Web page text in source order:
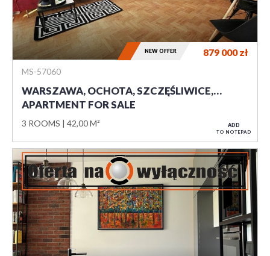
MS-57060
WARSZAWA, OCHOTA, SZCZĘŚLIWICE,…
APARTMENT FOR SALE
3 ROOMS 42,00 M²
879 000zł
NEW OFFER
ADD
TO NOTEPAD